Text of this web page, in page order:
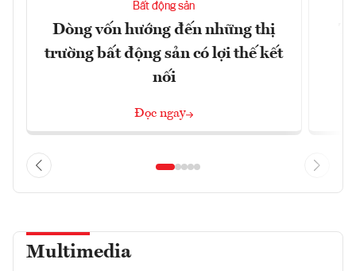
Bất động sản
Dòng vốn hướng đến những thị
trường bất động sản có lợi thế kết
nối
Đọc ngay
Multimedia